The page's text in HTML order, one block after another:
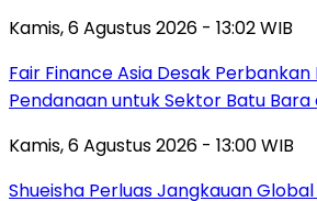
Kamis, 6 Agustus 2026 - 13:02 WIB
Fair Finance Asia Desak
Pendanaan untuk Sektor Batu Bara
Kamis, 6 Agustus 2026 - 13:00 WIB
Shueisha Perluas Jangkauan